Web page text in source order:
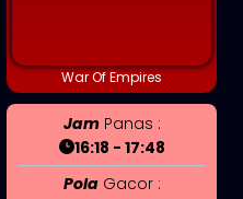
War Of Empires
JamPanas :
16:18 - 17:48
PolaGacor :